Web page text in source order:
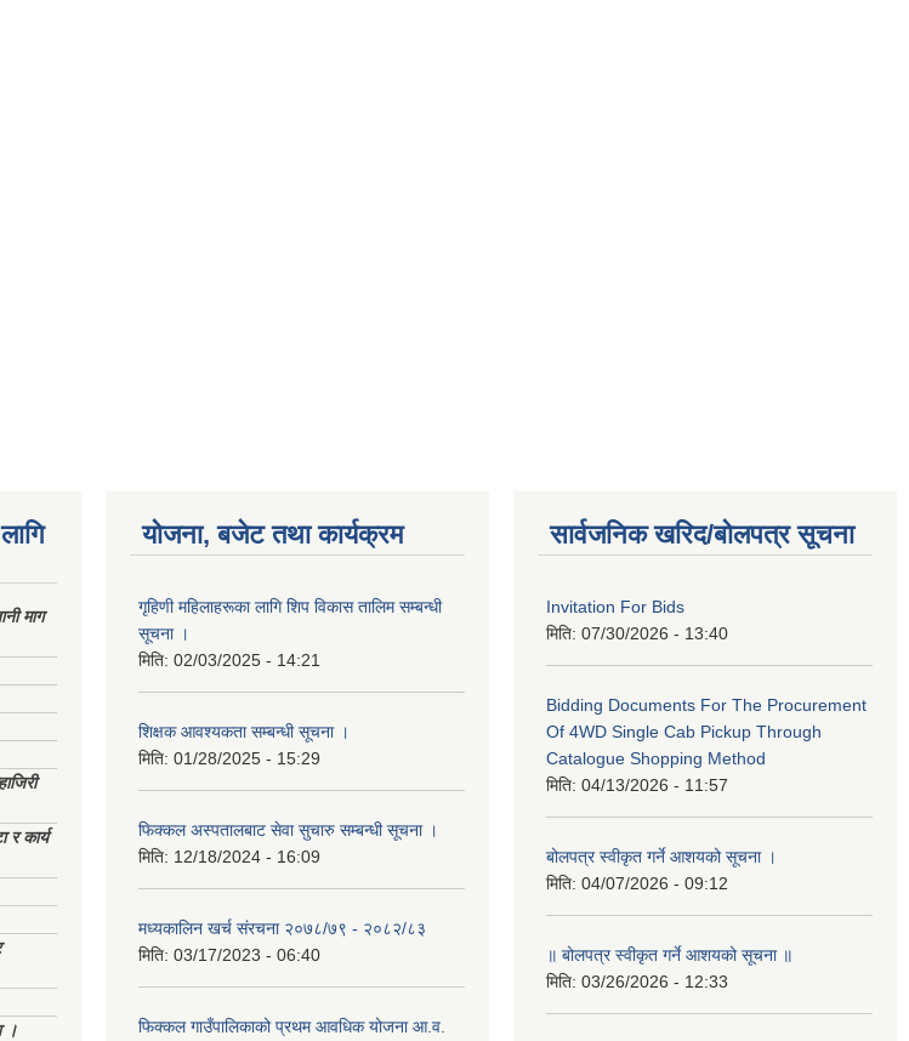
माग
र कार्य
।
योजना, बजेट तथा कार्यक्रम
गृहिणी महिलाहरूका लागि शिप विकास तालिम सम्बन्धी
सूचना ‌।
मिति: 02/03/2025 - 14:21
शिक्षक आवश्यकता सम्बन्धी सूचना ।
मिति: 01/28/2025 - 15:29
फिक्कल अस्पतालबाट सेवा सुचारु सम्बन्धी सूचना ।
मिति: 12/18/2024 - 16:09
मध्यकालिन खर्च संरचना २०७८/७९ - २०८२/८३
मिति: 03/17/2023 - 06:40
फिक्कल गाउँपालिकाको प्रथम आवधिक योजना आ.व.
सार्वजनिक खरिद/बोलपत्र सूचना
Invitation For Bids
मिति: 07/30/2026 - 13:40
Bidding Documents For The Procurement
Of 4WD Single Cab Pickup Through
Catalogue Shopping Method
मिति: 04/13/2026 - 11:57
बोलपत्र स्वीकृत गर्ने आशयको सूचना ।
मिति: 04/07/2026 - 09:12
॥ बोलपत्र स्वीकृत गर्ने आशयको सूचना ॥
मिति: 03/26/2026 - 12:33